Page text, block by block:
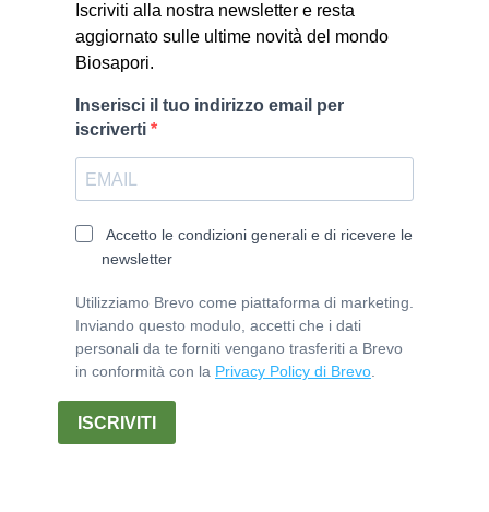
Iscriviti alla nostra newsletter e resta
aggiornato sulle ultime novità del mondo
Biosapori.
Inserisci il tuo indirizzo email per
iscriverti
Accetto le condizioni generali e di ricevere le
newsletter
Utilizziamo Brevo come piattaforma di marketing.
Inviando questo modulo, accetti che i dati
personali da te forniti vengano trasferiti a Brevo
in conformità con la Privacy Policy di Brevo
ISCRIVITI